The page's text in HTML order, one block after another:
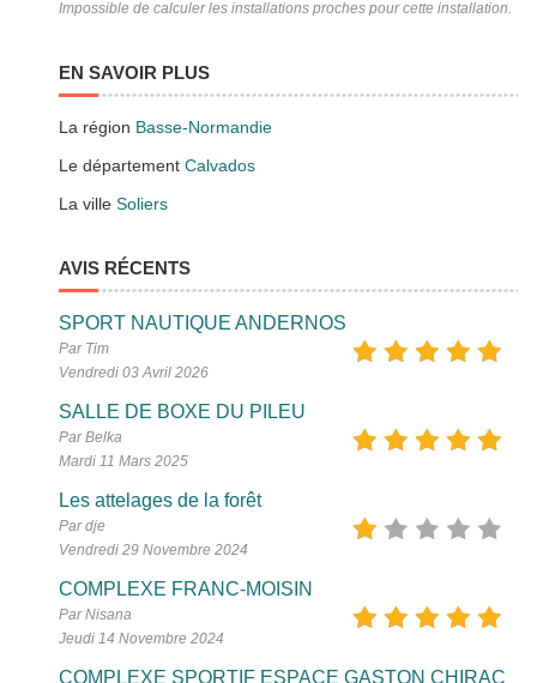
Impossible de calculer les installations proches pour cette installation.
EN SAVOIR PLUS
La région Basse-Normandie
Le départementCalvados
La villeSoliers
AVIS RÉCENTS
SPORT NAUTIQUE ANDERNOS
Par Tim
Vendredi 03 Avril 2026
SALLE DE BOXE DU PILEU
Par Belka
Mardi 11 Mars 2025
Les attelages de la forêt
Par dje
Vendredi 29 Novembre 2024
COMPLEXE FRANC-MOISIN
Par Nisana
Jeudi 14 Novembre 2024
COMPLEXE SPORTIF ESPACE GASTON CHIRAC